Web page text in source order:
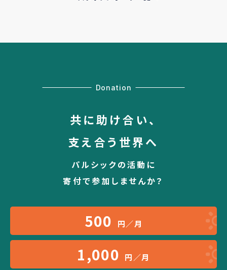
Donation
共に助け合い、
支え合う世界へ
パルシックの活動に
寄付で参加しませんか？
500 円／月
1,000 円／月